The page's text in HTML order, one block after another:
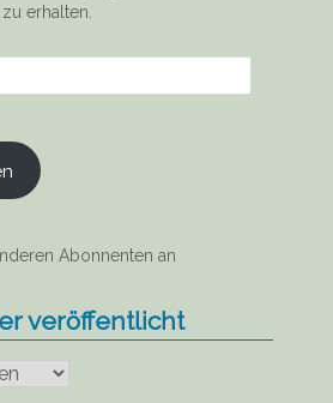
erhalten.
Abonnenten an
veröffentlicht